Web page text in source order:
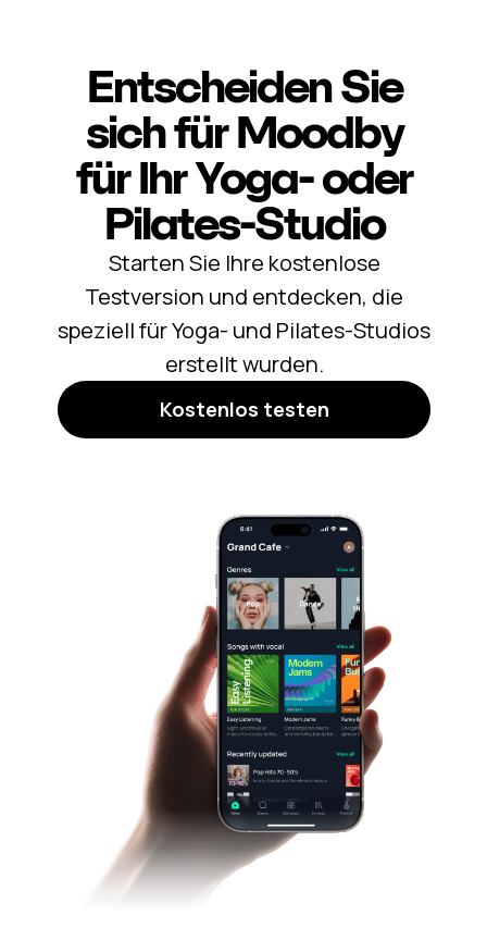
Entscheiden Sie
sich für Moodby
für Ihr Yoga- oder
Pilates-Studio
Starten Sie Ihre kostenlose
Testversion und entdecken, die
speziell für Yoga- und Pilates-Studios
erstellt wurden.
Kostenlos testen